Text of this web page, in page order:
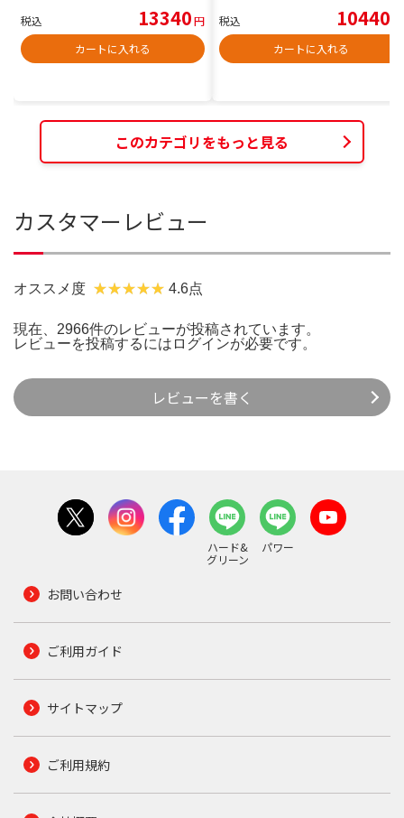
税込 13340円
カートに入れる
税込 10440
カートに入れる
このカテゴリをもっと見る
カスタマーレビュー
オススメ度 4.6点
現在、2966件のレビューが投稿されています。
レビューを投稿するには ログインが必要です。
レビューを書く
ハード&
グリーン
パワー
お問い合わせ
ご利用ガイド
サイトマップ
ご利用規約